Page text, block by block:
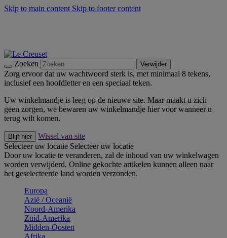
Skip to main content Skip to footer content
Zoeken Verwijder
Zorg ervoor dat uw wachtwoord sterk is, met minimaal 8 tekens,
inclusief een hoofdletter en een speciaal teken.
Uw winkelmandje is leeg op de nieuwe site. Maar maakt u zich
geen zorgen, we bewaren uw winkelmandje hier voor wanneer u
terug wilt komen.
Blijf hier
Wissel van site
Selecteer uw locatie Selecteer uw locatie
Door uw locatie te veranderen, zal de inhoud van uw winkelwagen
worden verwijderd. Online gekochte artikelen kunnen alleen naar
het geselecteerde land worden verzonden.
Europa
Aziё / Oceaniё
Noord-Amerika
Zuid-Amerika
Midden-Oosten
Afrika